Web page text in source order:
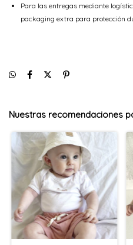
Para las entregas mediante
packaging extra para protección
Nuestras recomendaciones